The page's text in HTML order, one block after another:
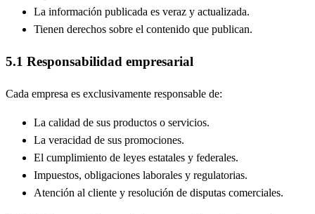
La información publicada es veraz y actualizada.
Tienen derechos sobre el contenido que publican.
5.1 Responsabilidad empresarial
Cada empresa es exclusivamente responsable de:
La calidad de sus productos o servicios.
La veracidad de sus promociones.
El cumplimiento de leyes estatales y federales.
Impuestos, obligaciones laborales y regulatorias.
Atención al cliente y resolución de disputas comerciales.